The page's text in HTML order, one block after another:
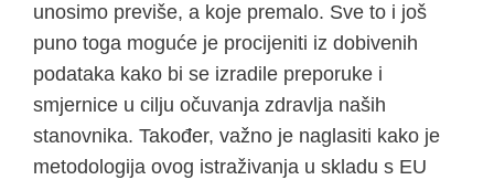
unosimo previše, a koje premalo. Sve to i još
puno toga moguće je procijeniti iz dobivenih
podataka kako bi se izradile preporuke i
smjernice u cilju očuvanja zdravlja naših
stanovnika. Također, važno je naglasiti kako je
metodologija ovog istraživanja u skladu s EU